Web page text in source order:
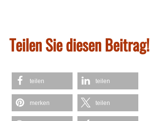
Teilen Sie diesen Beitrag!
teilen teilen
merken teilen